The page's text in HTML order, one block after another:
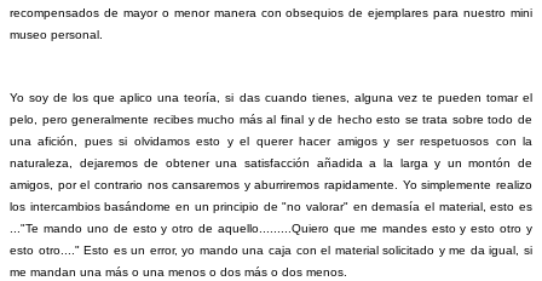
recompensados de mayor o menor manera con obsequios de ejemplares para nuestro mini
museo personal.
Yo soy de los que aplico una teoría, si das cuando tienes, alguna vez te pueden tomar el
pelo, pero generalmente recibes mucho más al final y de hecho esto se trata sobre todo de
una afición, pues si olvidamos esto y el querer hacer amigos y ser respetuosos con la
naturaleza, dejaremos de obtener una satisfacción añadida a la larga y un montón de
amigos, por el contrario nos cansaremos y aburriremos rapidamente. Yo simplemente realizo
los intercambios basándome en un principio de "no valorar" en demasía el material, esto es
..."Te mando uno de esto y otro de aquello.........Quiero que me mandes esto y esto otro y
esto otro...." Esto es un error, yo mando una caja con el material solicitado y me da igual, si
me mandan una más o una menos o dos más o dos menos.